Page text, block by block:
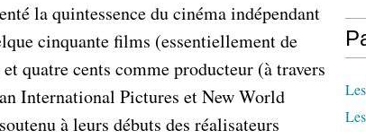
la quintessence du cinéma indépendant
cinquante films (essentiellement de
quatre cents comme producteur (à travers
International Pictures et New World
à leurs débuts des réalisateurs